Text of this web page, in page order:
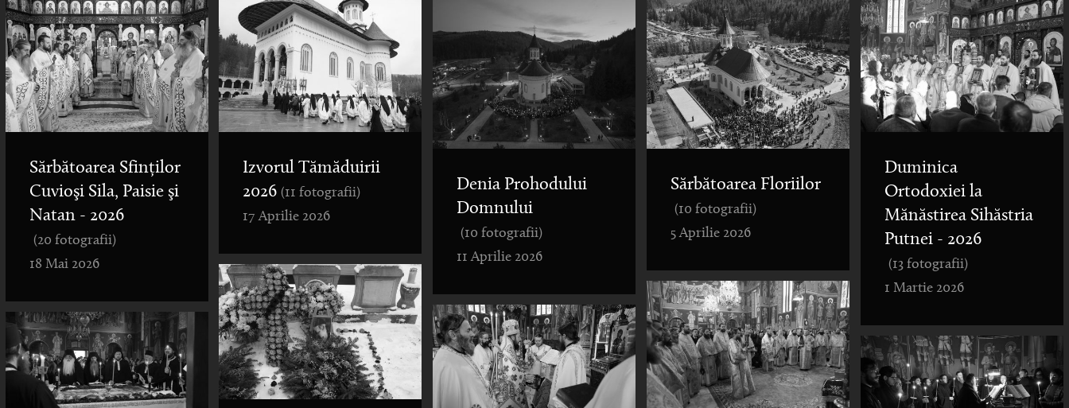
Sărbătoarea Sfinților
Cuvioşi Sila, Paisie şi
Natan - 2026
(20 fotografii)
18 Mai 2026
Izvorul Tămăduirii
2026 (11 fotografii)
17 Aprilie 2026
Denia Prohodului
Domnului
(10 fotografii)
11 Aprilie 2026
Sărbătoarea Floriilor
(10 fotografii)
5 Aprilie 2026
Duminica
Ortodoxiei la
Mănăstirea Sihăstria
Putnei - 2026
(13 fotografii)
1 Martie 2026